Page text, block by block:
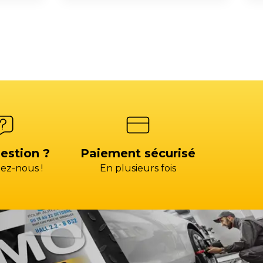
?
nous !
Paiement sécurisé
En plusieurs fois